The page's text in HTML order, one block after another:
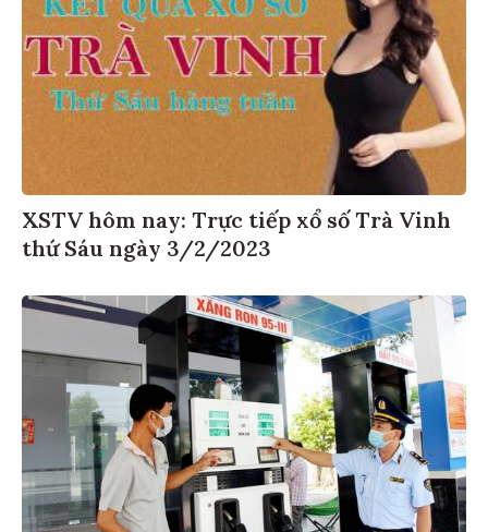
XSTV hôm nay: Trực tiếp xổ số Trà Vinh
thứ Sáu ngày 3/2/2023